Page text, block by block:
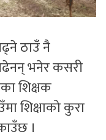
ठाउँ नै
भनेर कसरी
शिक्षक
शिक्षाको कुरा
।